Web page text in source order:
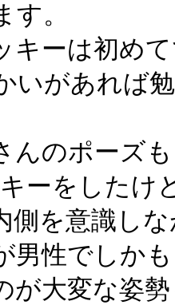
す。
キーは初め
いがあれば
んのポーズ
ーをしたけ
側を意識し
男性でしか
が大変な姿